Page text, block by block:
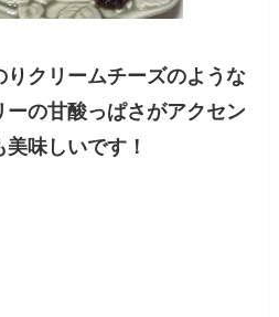
クリームチーズのような
ーの甘酸っぱさがアクセン
味しいです！